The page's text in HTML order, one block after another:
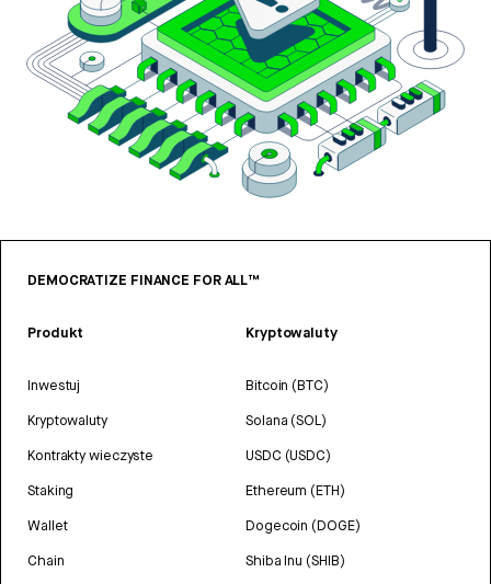
DEMOCRATIZE FINANCE FOR ALL™
Produkt
Inwestuj
Kryptowaluty
Kontrakty wieczyste
Staking
Wallet
Chain
Kryptowaluty
Bitcoin (BTC)
Solana (SOL)
USDC (USDC)
Ethereum (ETH)
Dogecoin (DOGE)
Shiba Inu (SHIB)